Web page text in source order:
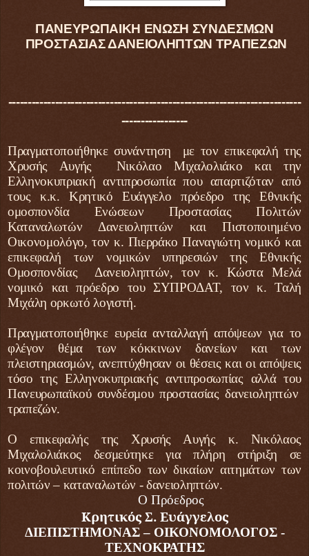
ΠΑΝΕΥΡΩΠΑΙΚΗ ΕΝΩΣΗ ΣΥΝΔΕΣΜΩΝ
ΠΡΟΣΤΑΣΙΑΣ ΔΑΝΕΙΟΛΗΠΤΩΝ ΤΡΑΠΕΖΩΝ
---------------------------------------------------------------------------
-----------------
Πραγματοποιήθηκε συνάντηση με τον επικεφαλή της
Χρυσής Αυγής Νικόλαο Μιχαλολιάκο και την
Ελληνοκυπριακή αντιπροσωπία που απαρτιζόταν από
τους κ.κ. Κρητικό Ευάγγελο πρόεδρο της Εθνικής
ομοσπονδία Ενώσεων Προστασίας Πολιτών
Καταναλωτών Δανειοληπτών και Πιστοποιημένο
Οικονομολόγο, τον κ. Πιερράκο Παναγιώτη νομικό και
επικεφαλή των νομικών υπηρεσιών της Εθνικής
Ομοσπονδίας Δανειοληπτών, τον κ. Κώστα Μελά
νομικό και πρόεδρο του ΣΥΠΡΟΔΑΤ, τον κ. Ταλή
Μιχάλη ορκωτό λογιστή.
Πραγματοποιήθηκε ευρεία ανταλλαγή απόψεων για το
φλέγον θέμα των κόκκινων δανείων και των
πλειστηριασμών, ανεπτύχθησαν οι θέσεις και οι απόψεις
τόσο της Ελληνοκυπριακής αντιπροσωπίας αλλά του
Πανευρωπαϊκού συνδέσμου προστασίας δανειοληπτών
τραπεζών.
Ο επικεφαλής της Χρυσής Αυγής κ. Νικόλαος
Μιχαλολιάκος δεσμεύτηκε για πλήρη στήριξη σε
κοινοβουλευτικό επίπεδο των δικαίων αιτημάτων των
πολιτών – καταναλωτών - δανειοληπτών.
Ο Πρόεδρος
Κρητικός Σ. Ευάγγελος
ΔΙΕΠΙΣΤΗΜΟΝΑΣ – ΟΙΚΟΝΟΜΟΛΟΓΟΣ -
ΤΕΧΝΟΚΡΑΤΗΣ